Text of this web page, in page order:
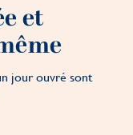
et
jour ouvré sont